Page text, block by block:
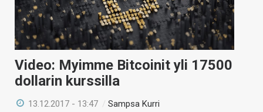
Video: Myimme Bitcoinit yli 17500
dollarin kurssilla
13.12.2017 - 13:47 /Sampsa Kurri